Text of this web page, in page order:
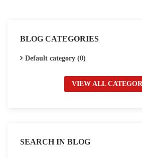
BLOG CATEGORIES
Default category (0)
VIEW ALL
SEARCH IN BLOG